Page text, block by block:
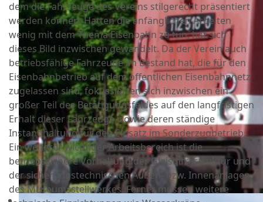
dem die Fahrzeuge des Vereins stilgerecht präsentiert
werden können. Hatten die anfänglichen Arbeiten
wenig mit dem Thema Eisenbahn zu tun, hat sich
dieses Bild inzwischen gewandelt. Da der Verein auch
betriebsfähige Fahrzeuge im Bestand hat, die für den
Eisenbahnbetrieb auf dem öffentlichen Eisenbahnnetz
zugelassen sind, fokussierten sich inzwischen ein
großer Teil des Betätigungsfeldes auf den langfristigen
Erhalt dieser Fahrzeuge, sowie deren ständige
Instandhaltung für den Einsatz im Sonderzugbetrieb.
Ein weiterer wichtiger Arbeitsbereich ist die
betriebssichere Vorhaltung der Gleisinfrastruktur und
der sicherungstechnischen Außen- bzw. Innenanlagen
des Museumsstellwerkes. Ferner müssen weitere